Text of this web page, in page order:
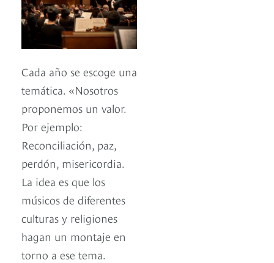
Cada año se escoge una
temática. «Nosotros
proponemos un valor.
Por ejemplo:
Reconciliación, paz,
perdón, misericordia.
La idea es que los
músicos de diferentes
culturas y religiones
hagan un montaje en
torno a ese tema.